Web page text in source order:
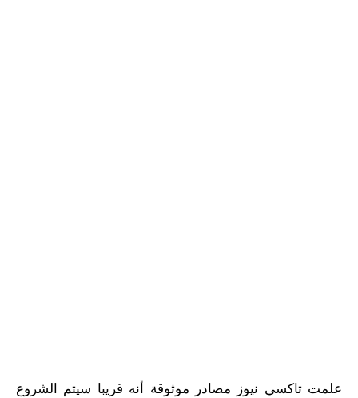
علمت تاكسي نيوز مصادر موثوقة أنه قريبا سيتم الشروع